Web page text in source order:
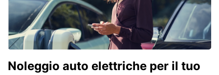
Noleggio auto elettriche per il tuo